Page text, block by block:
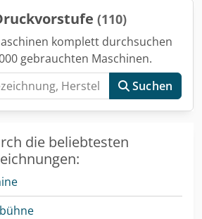
(110)
komplett durchsuchen
gebrauchten Maschinen.
Suchen
die beliebtesten